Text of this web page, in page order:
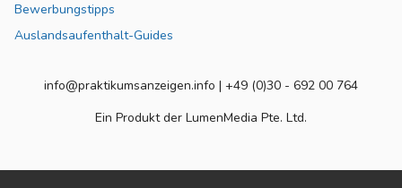
Bewerbungstipps
Auslandsaufenthalt-Guides
info@praktikumsanzeigen.info | +49 (0)30 - 692 00 764
Ein Produkt der LumenMedia Pte. Ltd.